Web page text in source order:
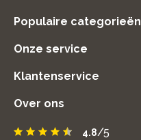
Populaire categorieën
Onze service
Klantenservice
Over ons
4.8/5